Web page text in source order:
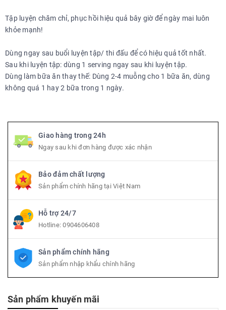
Tập luyện chăm chỉ, phục hồi hiệu quả bây giờ để ngày mai luôn
khỏe mạnh!
Dùng ngay sau buổi luyện tập/ thi đấu để có hiệu quả tốt nhất.
Sau khi luyện tập: dùng 1 serving ngay sau khi luyện tập.
Dùng làm bữa ăn thay thế: Dùng 2-4 muỗng cho 1 bữa ăn, dùng
không quá 1 hay 2 bữa trong 1 ngày.
Giao hàng trong 24h
Ngay sau khi đơn hàng được xác nhận
Bảo đảm chất lượng
Sản phẩm chính hãng tại Việt Nam
Hỗ trợ 24/7
Hotline:0904606408
Sản phẩm chính hãng
Sản phẩm nhập khẩu chính hãng
Sản phẩm khuyến mãi